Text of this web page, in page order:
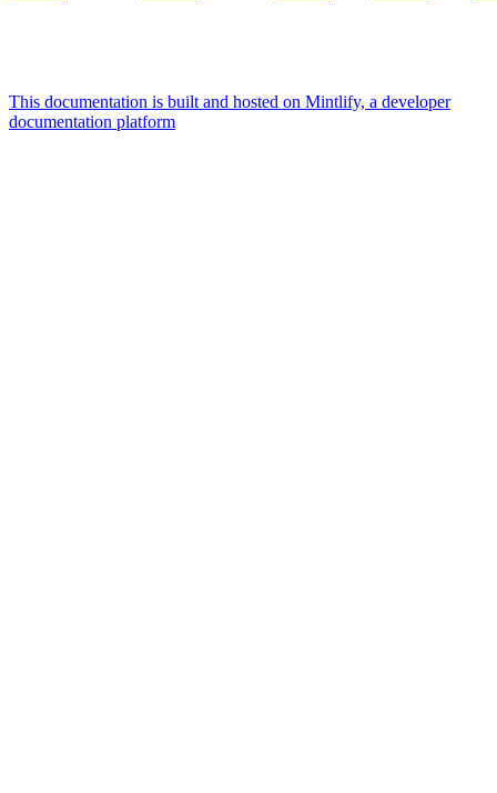
This documentation is built and hosted on Mintlify, a developer
documentation platform